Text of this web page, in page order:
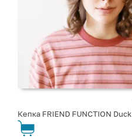
Кепка FRIEND FUNCTION Duck